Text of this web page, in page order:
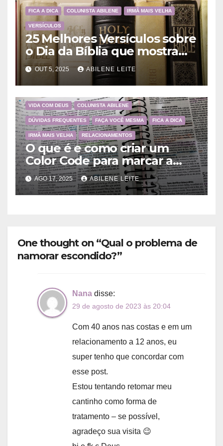
FICA A DICA COLUNISTA ABILENE IRMÃ MAIS VELHA
VERSÍCULOS
25 Melhores Versículos sobre
o Dia da Bíblia que mostram
a importância da Palavra de
Deus
OUT 5, 2025 ABILENE LEITE
VIDA COM DEUS COLUNISTA ABILENE
DÚVIDAS FREQUENTES FAÇA VOCÊ MESMA FICA A DICA
IRMÃ MAIS VELHA RELACIONAMENTOS
O que é e como criar um
Color Code para marcar a
Bíblia?
AGO 17, 2025 ABILENE LEITE
One thought on “Qual o problema de
namorar escondido?”
Nana disse:
29 de agosto de 2023 às 20:04
Com 40 anos nas costas e em um
relacionamento a 12 anos, eu
super tenho que concordar com
esse post.
Estou tentando retomar meu
cantinho como forma de
tratamento – se possível,
agradeço sua visita 😉